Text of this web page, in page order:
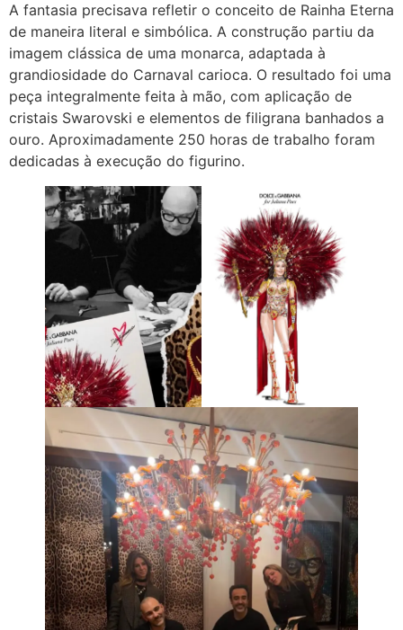
A fantasia precisava refletir o conceito de Rainha Eterna
de maneira literal e simbólica. A construção partiu da
imagem clássica de uma monarca, adaptada à
grandiosidade do Carnaval carioca. O resultado foi uma
peça integralmente feita à mão, com aplicação de
cristais Swarovski e elementos de filigrana banhados a
ouro. Aproximadamente 250 horas de trabalho foram
dedicadas à execução do figurino.